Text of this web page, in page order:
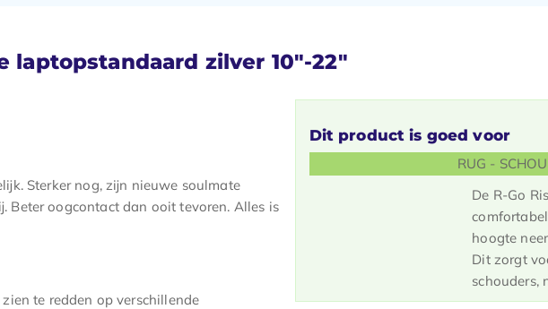
laptopstandaard zilver 10"-22"
Sterker nog, zijn nieuwe soulmate
Beter oogcontact dan ooit tevoren. Alles is
te redden op verschillende
Dit product is goed voor
RUG -
De R-Go
hoogte
Dit zorgt
schouders,